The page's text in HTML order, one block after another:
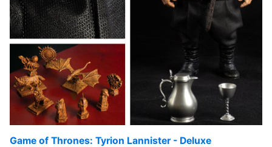
Game of Thrones: Tyrion Lannister - Deluxe